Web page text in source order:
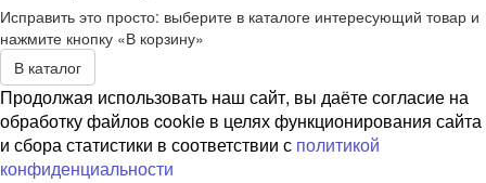
Исправить это просто: выберите в каталоге интересующий товар и
нажмите кнопку «В корзину»
В каталог
Продолжая использовать наш сайт, вы даёте согласие на
обработку файлов cookie в целях функционирования сайта
и сбора статистики в соответствии с политикой
конфиденциальности